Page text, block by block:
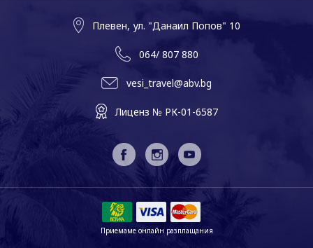
Плевен, ул. "Данаил Попов" 10
064/ 807 880
vesi_travel@abv.bg
Лиценз № РК-01-6587
Приемаме онлайн разплащания